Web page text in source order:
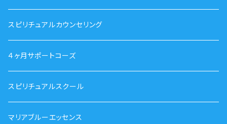
スピリチュアルカウンセリング
４ヶ月サポートコーズ
スピリチュアルスクール
マリアブルーエッセンス